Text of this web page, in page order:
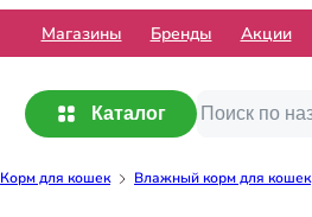
Mагазины Бренды Акции
Каталог
Корм для кошек Влажный корм для кошек